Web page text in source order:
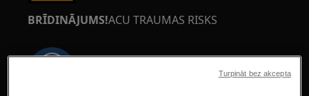
BRĪDINĀJUMS!ACU TRAUMAS RISKS
Turpināt bez akcepta